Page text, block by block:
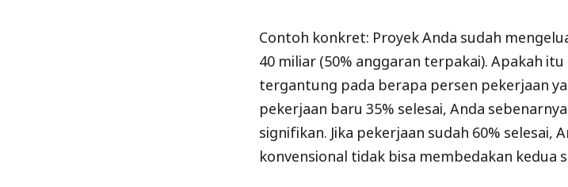
Contoh konkret: Proyek Anda sudah
40 miliar (50% anggaran terpakai). Apakah
tergantung pada berapa persen pekerjaan
pekerjaan baru 35% selesai, Anda
signifikan. Jika pekerjaan sudah 60%
konvensional tidak bisa membedakan kedua